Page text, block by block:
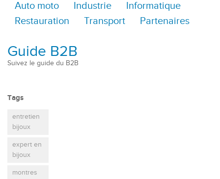
Auto moto
Industrie
Informatique
Restauration
Transport Partenaires
Guide B2B
Suivez le guide du B2B
Tags
entretien
bijoux
expert en
bijoux
montres